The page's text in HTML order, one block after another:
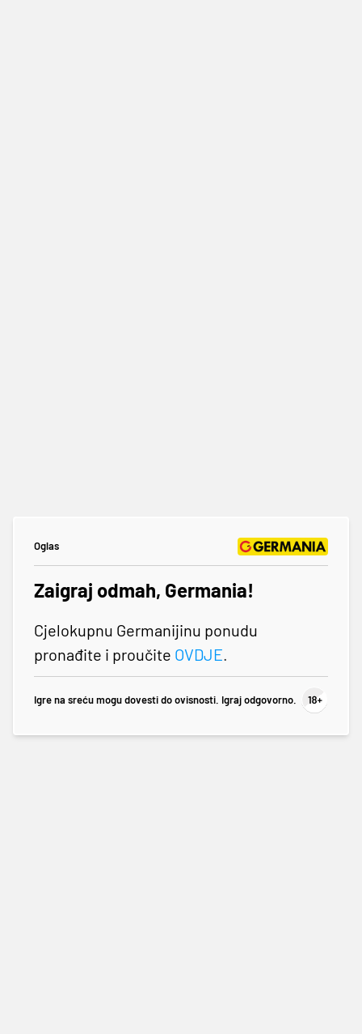
Oglas
Zaigraj odmah, Germania!
Cjelokupnu Germanijinu ponudu
pronađite i proučite OVDJE.
Igre na sreću mogu dovesti do ovisnosti. Igraj odgovorno.